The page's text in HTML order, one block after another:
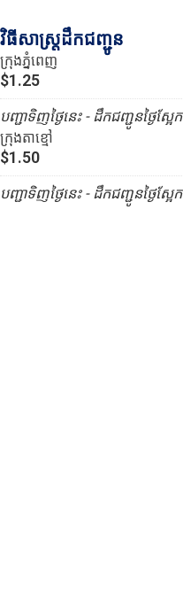
វិធីសាស្រ្តដឹកជញ្ជូន
ក្រុងភ្នំពេញ
$1.25
បញ្ជាទិញថ្ងៃនេះ - ដឹកជញ្ជូនថ្ងៃស្អែក
ក្រុងតាខ្មៅ
$1.50
បញ្ជាទិញថ្ងៃនេះ - ដឹកជញ្ជូនថ្ងៃស្អែក